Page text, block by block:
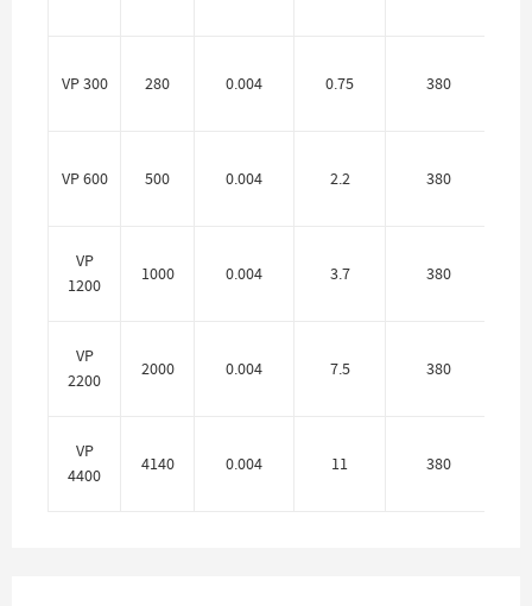
VP 300 280 0.004 0.75 380
VP 600 500 0.004 2.2 380
VP
1200
1000 0.004 3.7 380
VP
2200
2000 0.004 7.5 380
VP
4400
4140 0.004 11 380